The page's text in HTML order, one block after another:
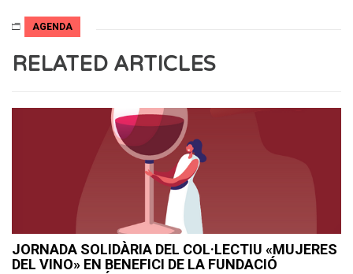
AGENDA
RELATED ARTICLES
JORNADA SOLIDÀRIA DEL COL·LECTIU «MUJERES
DEL VINO» EN BENEFICI DE LA FUNDACIÓ